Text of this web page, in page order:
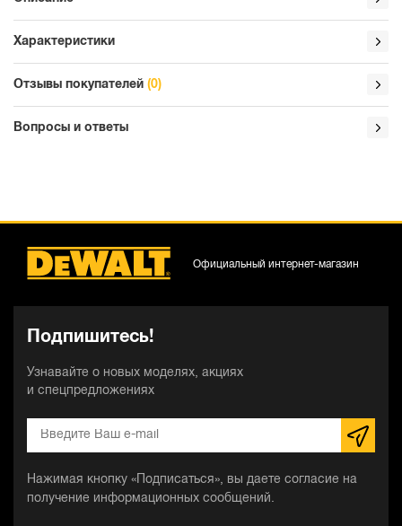
Характеристики
Отзывы покупателей (0)
Вопросы и ответы
Подпишитесь!
Узнавайте о новых моделях, акциях
и спецпредложениях
Нажимая кнопку «Подписаться», вы даете согласие на
получение информационных сообщений.
Официальный интернет-магазин